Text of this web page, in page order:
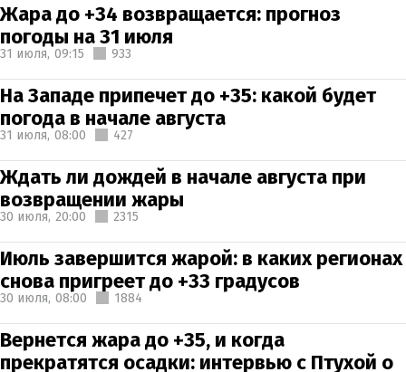
Жара до +34 возвращается: прогноз
погоды на 31 июля
31 июля, 09:15 933
На Западе припечет до +35: какой будет
погода в начале августа
31 июля, 08:00 427
Ждать ли дождей в начале августа при
возвращении жары
30 июля, 20:00 2315
Июль завершится жарой: в каких регионах
снова пригреет до +33 градусов
30 июля, 08:00 1884
Вернется жара до +35, и когда
прекратятся осадки: интервью с Птухой о